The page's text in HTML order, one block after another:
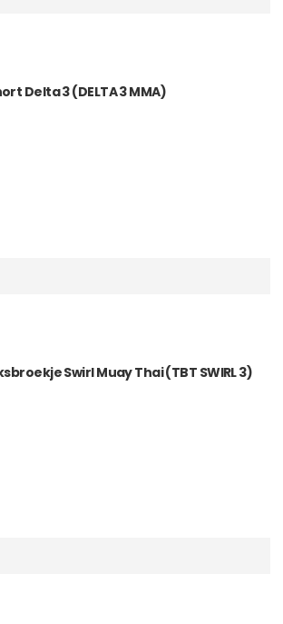
Delta 3 (DELTA 3 MMA)
Swirl Muay Thai (TBT SWIRL 3)